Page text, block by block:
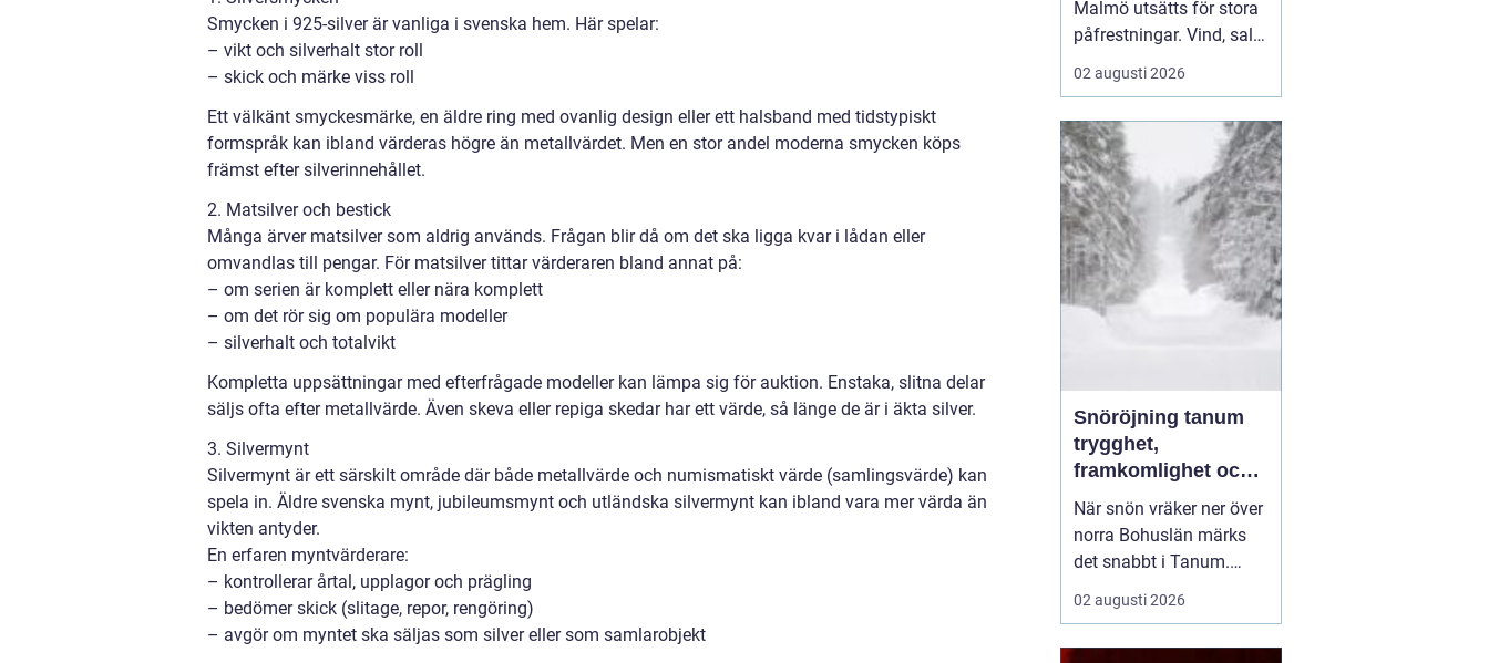
Smycken i 925-silver är vanliga i svenska hem. Här spelar:
– vikt och silverhalt stor roll
– skick och märke viss roll
Ett välkänt smyckesmärke, en äldre ring med ovanlig design eller ett halsband med tidstypiskt
formspråk kan ibland värderas högre än metallvärdet. Men en stor andel moderna smycken köps
främst efter silverinnehållet.
2. Matsilver och bestick
Många ärver matsilver som aldrig används. Frågan blir då om det ska ligga kvar i lådan eller
omvandlas till pengar. För matsilver tittar värderaren bland annat på:
– om serien är komplett eller nära komplett
– om det rör sig om populära modeller
– silverhalt och totalvikt
Kompletta uppsättningar med efterfrågade modeller kan lämpa sig för auktion. Enstaka, slitna delar
säljs ofta efter metallvärde. Även skeva eller repiga skedar har ett värde, så länge de är i äkta silver.
3. Silvermynt
Silvermynt är ett särskilt område där både metallvärde och numismatiskt värde (samlingsvärde) kan
spela in. Äldre svenska mynt, jubileumsmynt och utländska silvermynt kan ibland vara mer värda än
vikten antyder.
En erfaren myntvärderare:
– kontrollerar årtal, upplagor och prägling
– bedömer skick (slitage, repor, rengöring)
– avgör om myntet ska säljas som silver eller som samlarobjekt
Malmö utsätts för stora
påfrestningar. Vind, salt,
torka, markarbeten och
byggprojekt gör att
omsorg än i en
skogsmiljö.
En Arborist
Malmö arb...
02 augusti 2026
Snöröjning tanum
trygghet,
framkomlighet och
mindre stress i
vintern
När snön vräker ner över
norra Bohuslän märks
det snabbt i Tanum.
Vägarna blir smalare,
parkeringar fylls igen
02 augusti 2026